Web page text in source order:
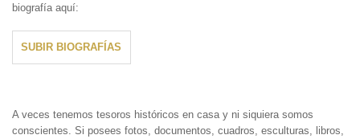
biografía aquí:
SUBIR BIOGRAFÍAS
A veces tenemos tesoros históricos en casa y ni siquiera somos
conscientes. Si posees fotos, documentos, cuadros, esculturas, libros,